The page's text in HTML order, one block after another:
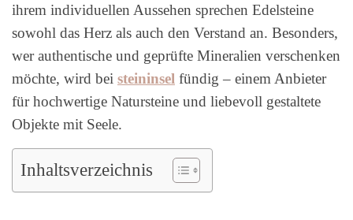
ihrem individuellen Aussehen sprechen Edelsteine
sowohl das Herz als auch den Verstand an. Besonders,
wer authentische und geprüfte Mineralien verschenken
möchte, wird bei steininsel fündig – einem Anbieter
für hochwertige Natursteine und liebevoll gestaltete
Objekte mit Seele.
Inhaltsverzeichnis